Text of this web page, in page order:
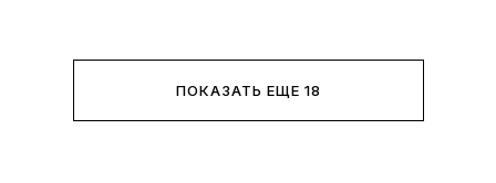
ПОКАЗАТЬ ЕЩЕ 18